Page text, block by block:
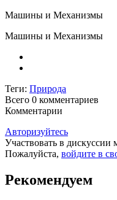
Машины и Механизмы
Машины и Механизмы
Теги: Природа
Всего 0 комментариев
Комментарии
Авторизуйтесь
Участвовать в дискуссии
Пожалуйста, войдите в
Рекомендуем